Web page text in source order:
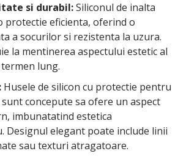
si durabil:Siliconul de inalta
protectie eficienta, oferind o
a socurilor si rezistenta la uzura.
la mentinerea aspectului estetic al
lung.
Husele de silicon cu protectie pentru
concepute sa ofere un aspect
imbunatatind estetica
Designul elegant poate include linii
sau texturi atragatoare.